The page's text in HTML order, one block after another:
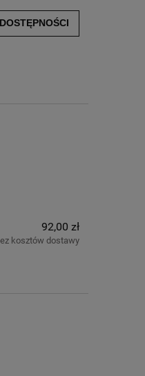
92,00 zł
kosztów dostawy